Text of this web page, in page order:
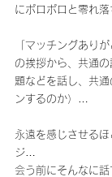
にポロポロと零れ落
「マッチングあり
の挨拶から、共通
題などを話し、共
ンするのか）…
永遠を感じさせる
ジ…
会う前にそんなに